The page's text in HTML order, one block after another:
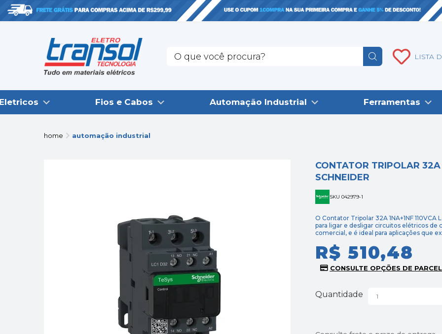
LISTA
Fios e Cabos Automação Industrial Ferramentas
home automação industrial
CONTATOR TRIPOLAR 32A
SCHNEIDER
SKU 042979-1
O Contator Tripolar 32A 1NA+1NF
para ligar e desligar circuitos elétricos de
comercial, e é ideal para aplicações que
R$ 510,48
Quantidade